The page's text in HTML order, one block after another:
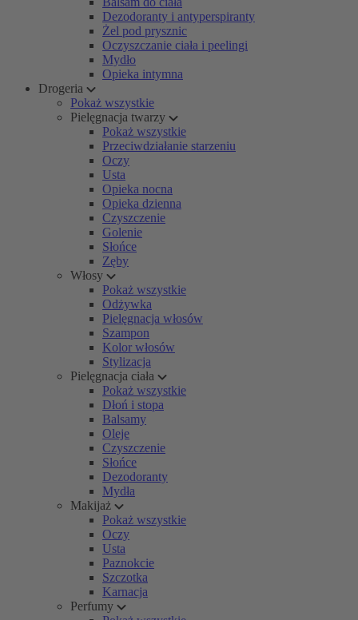
Dezodoranty i antyperspiranty
Żel pod prysznic
Oczyszczanie ciała i peelingi
Mydło
Opieka intymna
Drogeria
Pokaż wszystkie
Pielęgnacja twarzy
Pokaż wszystkie
Przeciwdziałanie starzeniu
Oczy
Usta
Opieka nocna
Opieka dzienna
Czyszczenie
Golenie
Słońce
Zęby
Włosy
Pokaż wszystkie
Odżywka
Pielęgnacja włosów
Szampon
Kolor włosów
Stylizacja
Pielęgnacja ciała
Pokaż wszystkie
Dłoń i stopa
Balsamy
Oleje
Czyszczenie
Słońce
Dezodoranty
Mydła
Makijaż
Pokaż wszystkie
Oczy
Usta
Paznokcie
Szczotka
Karnacja
Perfumy